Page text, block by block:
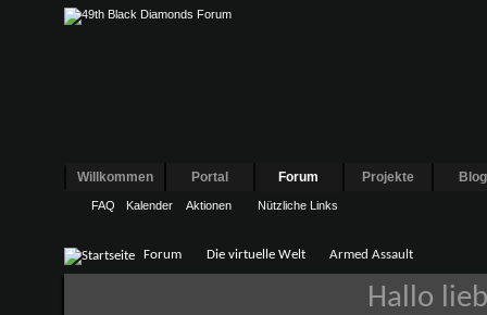
Willkommen Portal Forum
FAQ Kalender Aktionen Nützliche Links
Projekte
Forum Die virtuelle Welt Armed Assault
Hallo